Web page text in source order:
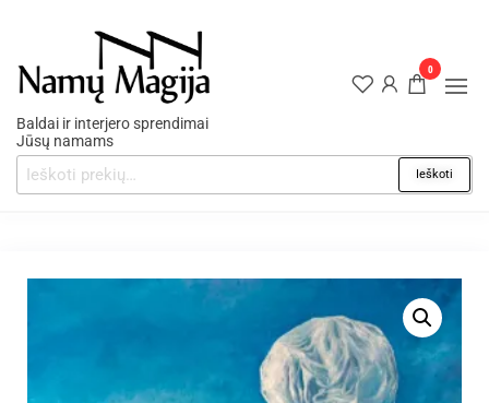
Baldai ir interjero sprendimai
Jūsų namams
Ieškoti
0